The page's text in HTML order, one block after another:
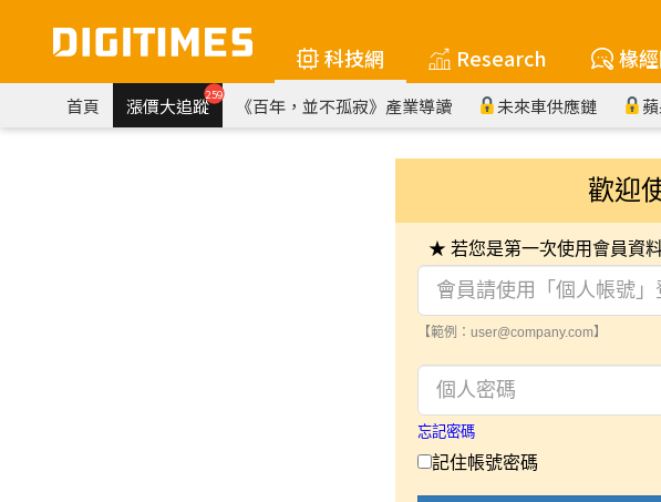
科技網 Research 椽
首頁 漲價大追蹤259 《百年，並不孤寂》產業導讀 未來車供應鏈
歡迎
★ 若您是第一次使用會員資
【範例：user@company.com】
忘記密碼
記住帳號密碼